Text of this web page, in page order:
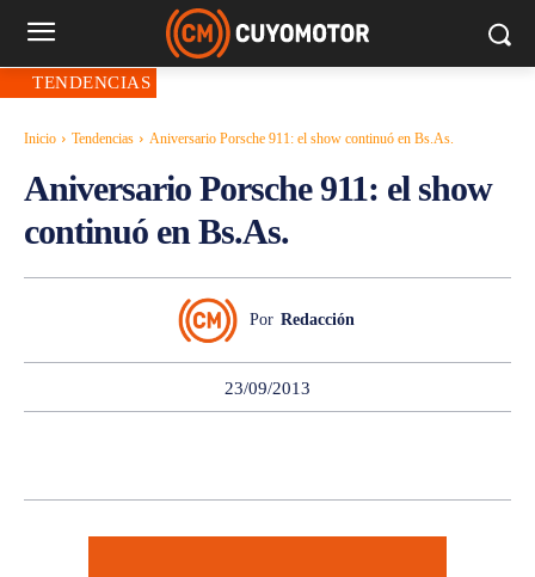
TENDENCIAS
Inicio Tendencias Aniversario Porsche 911: el show continuó en Bs.As.
Aniversario Porsche 911: el show
continuó en Bs.As.
Por Redacción
23/09/2013